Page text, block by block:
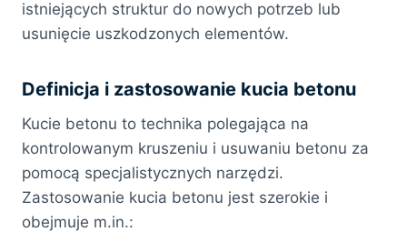
istniejących struktur do nowych potrzeb lub
usunięcie uszkodzonych elementów.
Definicja i zastosowanie kucia betonu
Kucie betonu to technika polegająca na
kontrolowanym kruszeniu i usuwaniu betonu za
pomocą specjalistycznych narzędzi.
Zastosowanie kucia betonu jest szerokie i
obejmuje m.in.: